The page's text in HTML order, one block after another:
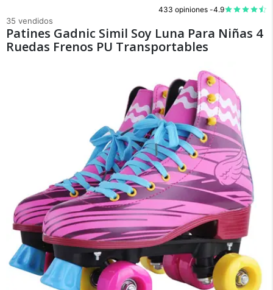
433 opiniones -4.9
35 vendidos
Patines Gadnic Simil Soy Luna Para Niñas 4
Ruedas Frenos PU Transportables
Medios de Pago ×